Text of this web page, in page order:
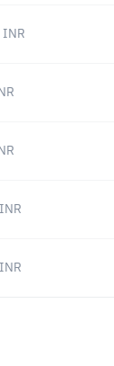
INR
INR
INR